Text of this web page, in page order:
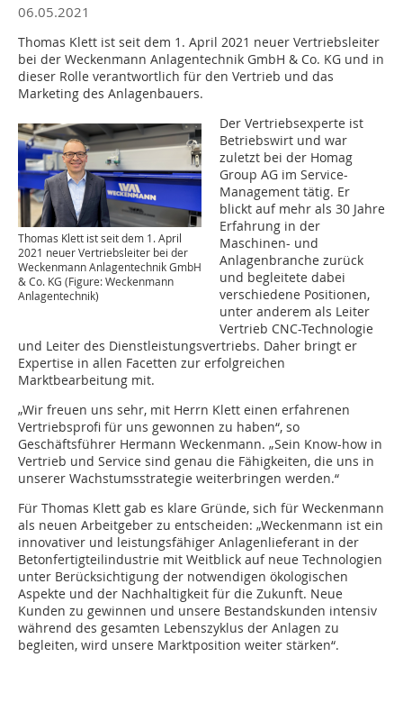
06.05.2021
Thomas Klett ist seit dem 1. April 2021 neuer Vertriebsleiter
bei der Weckenmann Anlagentechnik GmbH & Co. KG und in
dieser Rolle verantwortlich für den Vertrieb und das
Marketing des Anlagenbauers.
Thomas Klett ist seit dem 1. April
2021 neuer Vertriebsleiter bei der
Weckenmann Anlagentechnik GmbH
& Co. KG (Figure: Weckenmann
Anlagentechnik)
Der Vertriebsexperte ist
Betriebswirt und war
zuletzt bei der Homag
Group AG im Service-
Management tätig. Er
blickt auf mehr als 30 Jahre
Erfahrung in der
Maschinen- und
Anlagenbranche zurück
und begleitete dabei
verschiedene Positionen,
unter anderem als Leiter
Vertrieb CNC-Technologie
und Leiter des Dienstleistungsvertriebs. Daher bringt er
Expertise in allen Facetten zur erfolgreichen
Marktbearbeitung mit.
„Wir freuen uns sehr, mit Herrn Klett einen erfahrenen
Vertriebsprofi für uns gewonnen zu haben“, so
Geschäftsführer Hermann Weckenmann. „Sein Know-how in
Vertrieb und Service sind genau die Fähigkeiten, die uns in
unserer Wachstumsstrategie weiterbringen werden.“
Für Thomas Klett gab es klare Gründe, sich für Weckenmann
als neuen Arbeitgeber zu entscheiden: „Weckenmann ist ein
innovativer und leistungsfähiger Anlagenlieferant in der
Betonfertigteilindustrie mit Weitblick auf neue Technologien
unter Berücksichtigung der notwendigen ökologischen
Aspekte und der Nachhaltigkeit für die Zukunft. Neue
Kunden zu gewinnen und unsere Bestandskunden intensiv
während des gesamten Lebenszyklus der Anlagen zu
begleiten, wird unsere Marktposition weiter stärken“.